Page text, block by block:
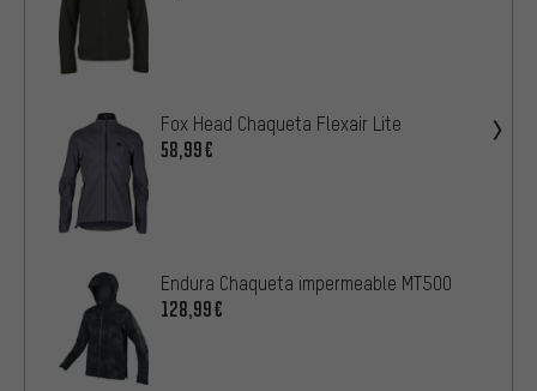
Fox Head Chaqueta Flexair Lite
58,99€
Endura Chaqueta impermeable MT500
128,99€